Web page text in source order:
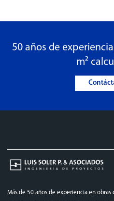
50 años de
m²
Más de 50 años de experiencia en